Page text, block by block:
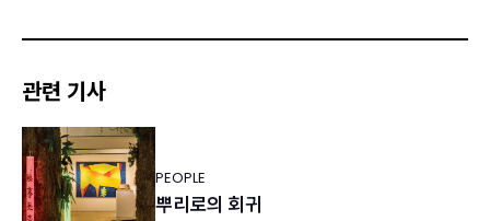
관련 기사
PEOPLE
뿌리로의 회귀